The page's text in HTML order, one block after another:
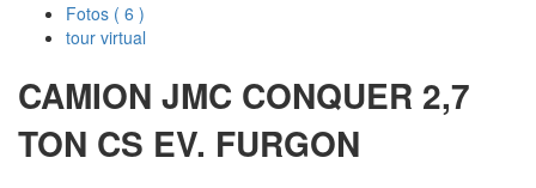
Fotos ( 6 )
tour virtual
CAMION JMC CONQUER 2,7
TON CS EV. FURGON